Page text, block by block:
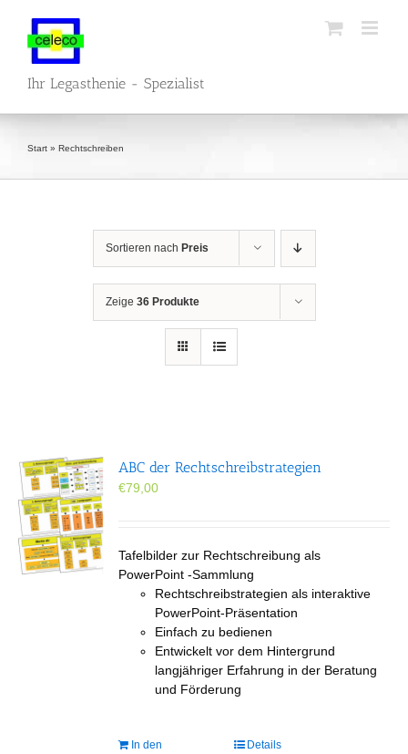
springen
Ihr Legasthenie - Spezialist
Start » Rechtschreiben
Sortieren nach Preis
Zeige 36 Produkte
ABC der Rechtschreibstrategien
€79,00
Tafelbilder zur Rechtschreibung als
PowerPoint -Sammlung
Rechtschreibstrategien als interaktive
PowerPoint-Präsentation
Einfach zu bedienen
Entwickelt vor dem Hintergrund
langjähriger Erfahrung in der Beratung
und Förderung
In den
Details